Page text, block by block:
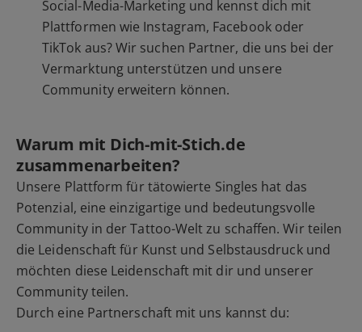
Social-Media-Marketing und kennst dich mit
Plattformen wie Instagram, Facebook oder
TikTok aus? Wir suchen Partner, die uns bei der
Vermarktung unterstützen und unsere
Community erweitern können.
Warum mit Dich-mit-Stich.de
zusammenarbeiten?
Unsere Plattform für tätowierte Singles hat das
Potenzial, eine einzigartige und bedeutungsvolle
Community in der Tattoo-Welt zu schaffen. Wir teilen
die Leidenschaft für Kunst und Selbstausdruck und
möchten diese Leidenschaft mit dir und unserer
Community teilen.
Durch eine Partnerschaft mit uns kannst du: